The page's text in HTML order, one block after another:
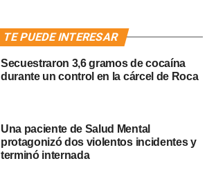
TE PUEDE INTERESAR
Secuestraron 3,6 gramos de cocaína
durante un control en la cárcel de Roca
Una paciente de Salud Mental
protagonizó dos violentos incidentes y
terminó internada